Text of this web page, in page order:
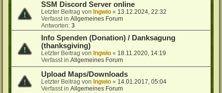
SSM Discord Server online
Letzter Beitrag von Ingwio « 13.12.2024, 22:32
Verfasst inAllgemeines Forum
Antworten:3
Info Spenden (Donation) / Danksagung
(thanksgiving)
Letzter Beitrag von Ingwio « 18.11.2020, 14:19
Verfasst inAllgemeines Forum
Upload Maps/Downloads
Letzter Beitrag von Ingwio « 14.01.2017, 05:04
Verfasst inAllgemeines Forum